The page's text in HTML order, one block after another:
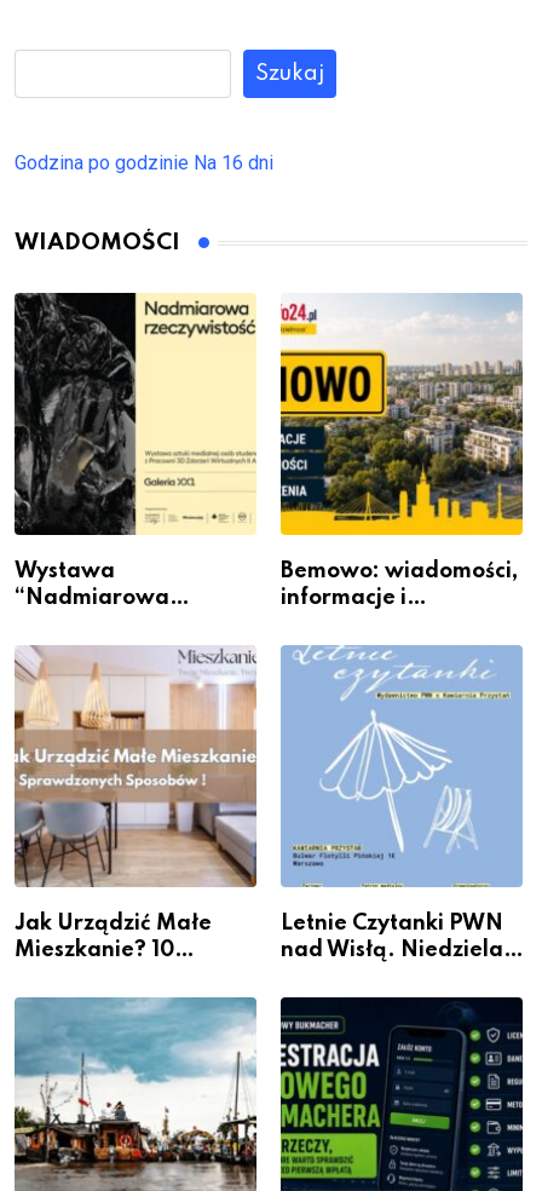
Szukaj
Godzina po godzinie Na 16 dni
WIADOMOŚCI
Wystawa
“Nadmiarowa
Galerii XX1
Bemowo: wiadomości,
informacje i
Jak Urządzić Małe
Mieszkanie? 10
Przestrzeni Bez
Kosztownego Remontu
Letnie Czytanki PWN
nad Wisłą. Niedziela z
dla siebie